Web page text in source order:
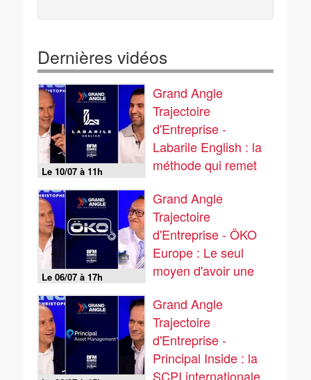
Dernières vidéos
Le 10/07 à 11h
Grand Angle
Trajectoire
d'Entreprise -
Labarile English : la
méthode qui remet
traditionnels de
l'apprentissage
linguistique
Le 06/07 à 17h
Grand Angle
Trajectoire
d'Entreprise - ÖKO
Europe : Le seul
moyen d'avoir une
la filtrer au robinet
Grand Angle
Trajectoire
d'Entreprise -
Principal Inside : la
SCPI internationale